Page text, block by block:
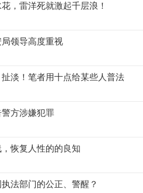
，雷洋死就激起千层浪！
局领导高度重视
淡！笔者用十点给某些人普法
方涉嫌犯罪
恢复人性的的良知
法部门的公正、警醒？